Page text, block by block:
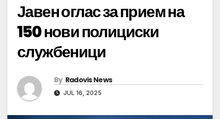
Јавен оглас за прием на
150 нови полициски
службеници
By Radovis News
JUL 16, 2025